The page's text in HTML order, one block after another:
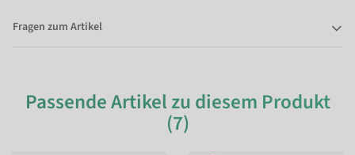
Fragen zum Artikel
Passende Artikel zu diesem Produkt
(7)